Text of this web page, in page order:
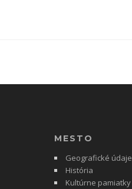
MESTO
Geografické údaje
História
Kultúrne pamiatky